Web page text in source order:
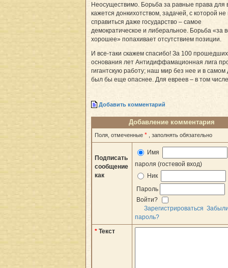
Неосуществимо. Борьба за равные права для
кажется донкихотством, задачей, с которой
справиться даже государство – самое
демократическое и либеральное. Борьба «за
хорошее» попахивает отсутствием позиции.
И все-таки скажем спасибо! За 100
основания лет Антидиффамационная лига
гигантскую работу; наш мир без нее и в самом
был бы еще опаснее. Для евреев – в том
Добавить комментарий
Добавление комментария
Поля, отмеченные * , заполнять обязательно
Подписать
сообщение
как
Имя
пароля (гостевой вход)
Ник
Пароль
Войти?
Зарегистрироваться
пароль?
* Текст